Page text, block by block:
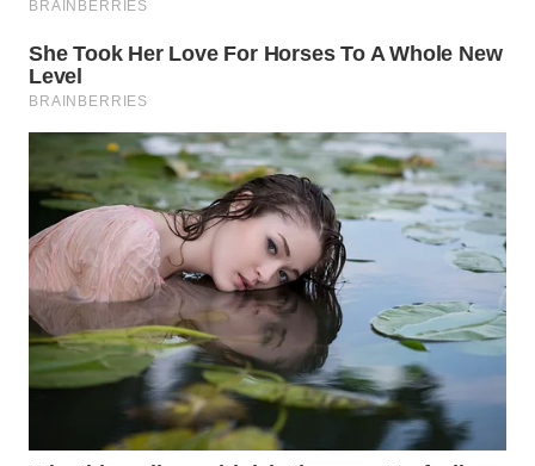
LESUNG
WN
KARO
WN
SIMALUNGUN
WN
LABUHANBATU
WN
TAPANULI
TENGAH
WN DELI